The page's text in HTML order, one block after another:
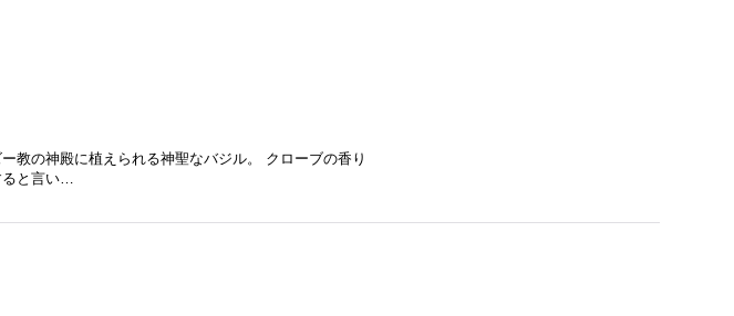
教の神殿に植えられる神聖なバジル。 クローブの香り
ると言い…